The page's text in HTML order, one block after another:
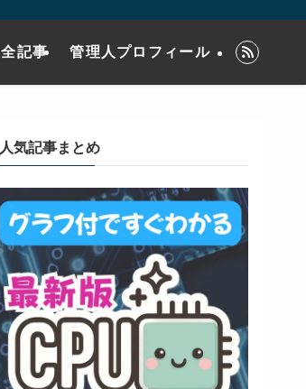
全記事 管理人プロフィール
人気記事まとめ